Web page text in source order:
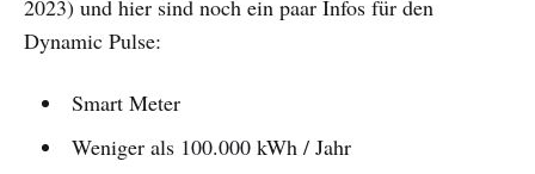
2023) und hier sind noch ein paar Infos für den
Dynamic Pulse:
Smart Meter
Weniger als 100.000 kWh / Jahr